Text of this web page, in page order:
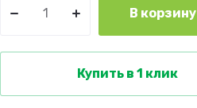
В корзину
Купить в 1 клик